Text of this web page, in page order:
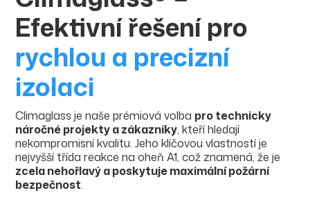
Efektivní řešení pro
rychlou a precizní
izolaci
Climaglass je naše prémiová volba pro technicky
náročné projekty a zákazníky, kteří hledají
nekompromisní kvalitu. Jeho klíčovou vlastností je
nejvyšší třída reakce na oheň A1, což znamená, že je
zcela nehořlavý a poskytuje maximální požární
bezpečnost.